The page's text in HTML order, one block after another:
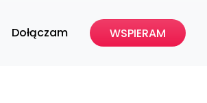
Dołączam WSPIERAM